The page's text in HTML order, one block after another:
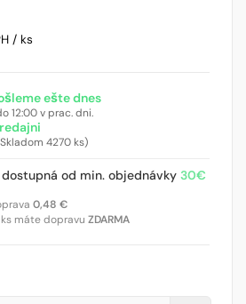
/ ks
ešte dnes
12:00 v prac. dni.
4270 ks)
od min. objednávky 30€
0,48 €
máte dopravu ZDARMA